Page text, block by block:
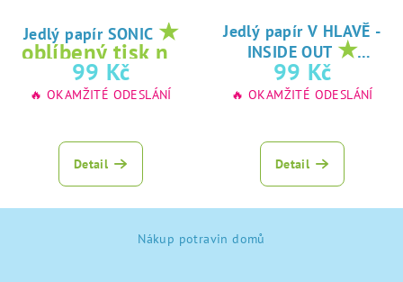
Jedlý papír SONIC ★
oblíbený tisk na
jedlý papír
99 Kč
🔥 OKAMŽITÉ ODESLÁNÍ
Detail
Jedlý papír V HLAVĚ -
INSIDE OUT ★
oblíbený tisk na
jedlý papír
99 Kč
🔥 OKAMŽITÉ ODESLÁNÍ
Detail
Nákup potravin domů